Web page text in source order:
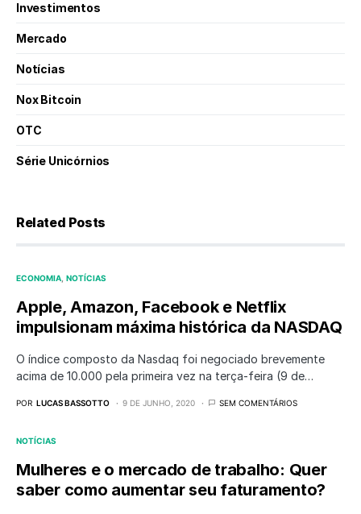
Investimentos
Mercado
Notícias
Nox Bitcoin
OTC
Série Unicórnios
Related Posts
ECONOMIA NOTÍCIAS
Apple, Amazon, Facebook e Netflix
impulsionam máxima histórica da NASDAQ
O índice composto da Nasdaq foi negociado brevemente
acima de 10.000 pela primeira vez na terça-feira (9 de…
POR LUCAS BASSOTTO 9 DE JUNHO, 2020 SEM COMENTÁRIOS
NOTÍCIAS
Mulheres e o mercado de trabalho: Quer
saber como aumentar seu faturamento?